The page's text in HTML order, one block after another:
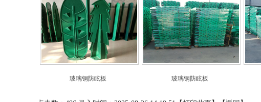
玻璃钢防眩板 玻璃钢防眩板